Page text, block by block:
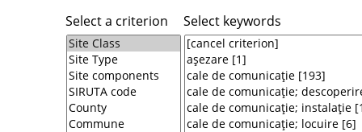
Select a criterion Select keywords